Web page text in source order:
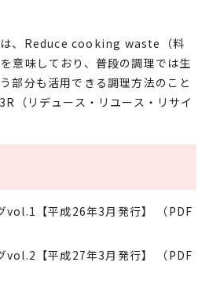
は、Reduce cooking waste（料
意味しており、普段の調理では生
部分も活用できる調理方法のこと
（リデュース・リユース・リサイ
vol.1【平成26年3月発行】 （PDF
vol.2【平成27年3月発行】 （PDF